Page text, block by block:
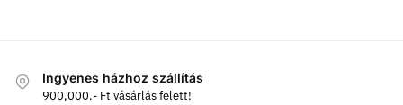
Ingyenes házhoz szállítás
900,000.- Ft vásárlás felett!